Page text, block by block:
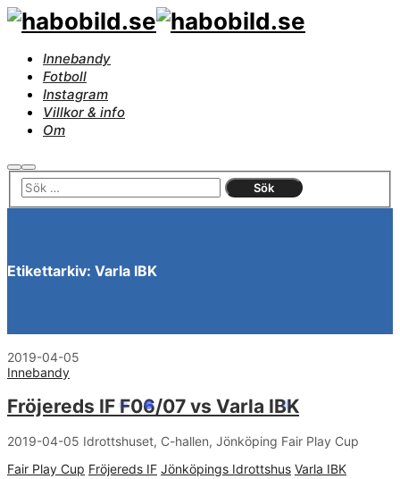
Innebandy
Fotboll
Instagram
Villkor & info
Om
SökHuvudmeny
Etikettarkiv: Varla IBK
2019-04-05
Innebandy
Fröjereds IF F06/07 vs Varla IBK
2019-04-05 Idrottshuset, C-hallen, Jönköping Fair Play Cup
Fair Play Cup Fröjereds IF Jönköpings Idrottshus Varla IBK